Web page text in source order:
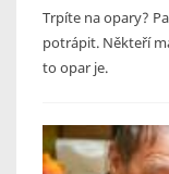
Trpíte na opary?
potrápit. Někteří
to opar je.